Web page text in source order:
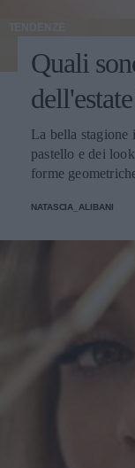
TENDENZE
Quali
La bella
pastello e dei
forme
NATASCIA_ALIBANI